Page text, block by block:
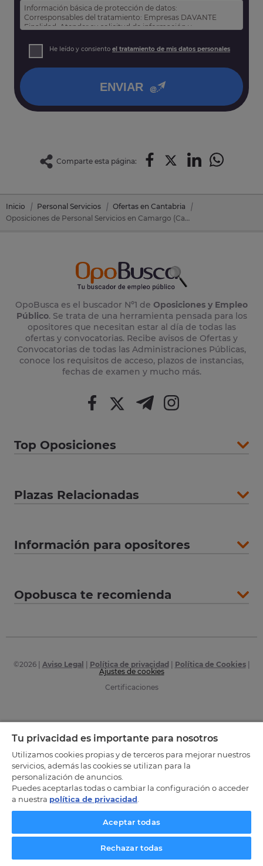
Información básica de protección de datos:
Corresponsables del tratamiento: Empresas DAVANTE
Finalidad: Atender su solicitud de información y
Derechos: Puede acceder, rectificar y suprimir sus datos,
así como otros derechos tal y como se explica en nuestra
He leído y consiento el tratamiento de mis datos personales
ENVIAR
Comparte esta página:
Inicio Personal Servicios
Ofertas en Cantabria
Oposiciones de Personal Servicios en Camargo (Cantabria)
OpoBusca es el buscador Nº1 de Oposiciones y Empleo
Público. Se trata de una herramienta pensada para los
opositores que necesitan estar al día de todas las
ofertas y convocatorias. Recibe avisos de Ofertas y
Convocatorias de todas las Administraciones Públicas,
conoce los requisitos de acceso, plazos de instancias,
fechas de examen y mucho más.
Top Oposiciones
Plazas Relacionadas
Información para opositores
Opobusca te recomienda
©2026| Aviso Legal Política de privacidad Política de Cookies|
Ajustes de cookies
Certificaciones
Tu privacidad es importante para nosotros
Utilizamos cookies propias y de terceros para mejorar nuestros
servicios, además las cookies se utilizan para la
personalización de anuncios.
Puedes aceptarlas todas o cambiar la configuración o acceder
a nuestra política de privacidad
Aceptar todas
Rechazar todas